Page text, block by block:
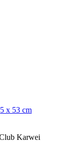
x 53 cm
Karwei